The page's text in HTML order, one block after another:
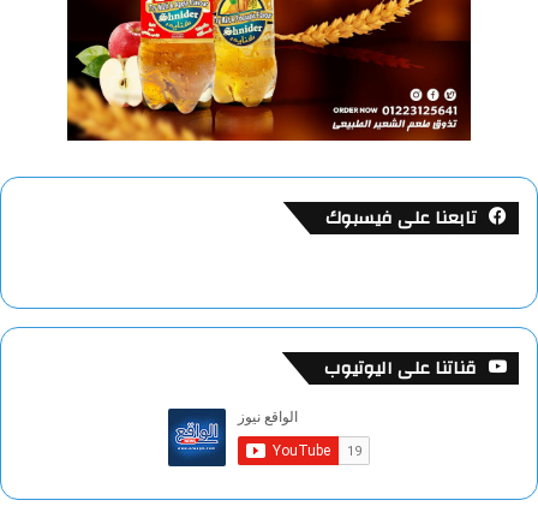
تابعنا على فيسبوك
قناتنا على اليوتيوب